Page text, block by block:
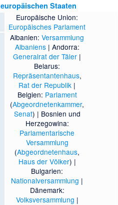
europäischen Staaten
Europäische Union:
Europäisches Parlament
Albanien:Versammlung
Albaniens| Andorra:
Generalrat der Täler |
Belarus:
Repräsentantenhaus,
Rat der Republik |
Belgien: Parlament
(Abgeordnetenkammer,
Senat) | Bosnien und
Herzegowina:
Parlamentarische
Versammlung
(Abgeordnetenhaus,
Haus der Völker) |
Bulgarien:
Nationalversammlung |
Dänemark:
Volksversammlung |